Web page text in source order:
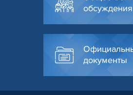
обсуждения
документы